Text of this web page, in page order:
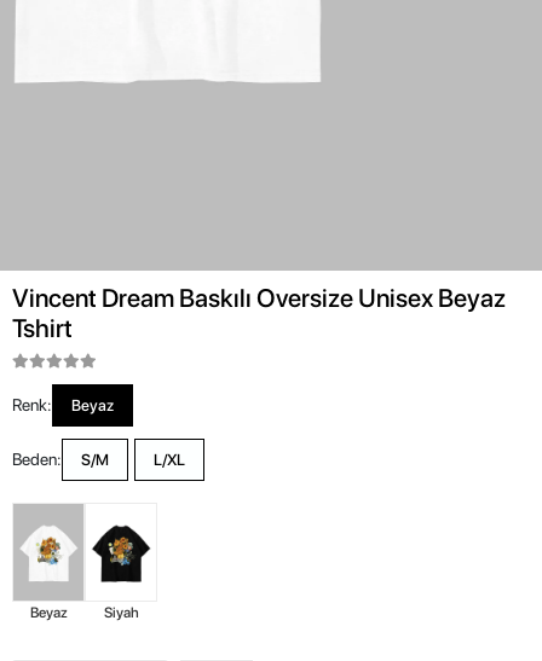
Vincent Dream Baskılı Oversize Unisex Beyaz
Tshirt
Renk: Beyaz
Beden: S/M L/XL
Beyaz Siyah